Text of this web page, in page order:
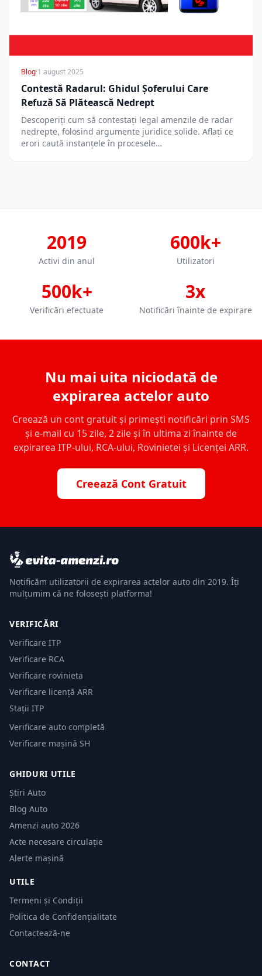
Blog·1 august 2025
Contestă Radarul: Ghidul Șoferului Care
Refuză Să Plătească Nedrept
Descoperiți cum să contestați legal amenzile de radar
nedrepte, folosind argumente juridice solide. Aflați ce
erori caută instanțele în procesele…
2019
Activi din anul
600k+
Utilizatori
500k+
Verificări efectuate
3x
Notificări înainte de expirare
Nu mai uita niciodată de
expirarea actelor auto
Creează un cont gratuit și primești notificări prin SMS
și e-mail cu 15 zile, 2 zile și în ultima zi înainte de
expirarea ITP-ului, RCA-ului, Rovinietei și Licenței ARR.
Creează Cont Gratuit
Notificăm utilizatorii de expirarea actelor auto din 2019. Îți
mulțumim că ne folosești platforma!
VERIFICĂRI
Verificare ITP
Verificare RCA
Verificare rovinieta
Verificare licență ARR
Stații ITP
Verificare auto completă
Verificare mașină SH
GHIDURI UTILE
Știri Auto
Blog Auto
Amenzi auto 2026
Acte necesare circulație
Alerte mașină
UTILE
Termeni și Condiții
Politica de Confidențialitate
Contactează-ne
CONTACT